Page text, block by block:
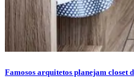
Famosos arquitetos planejam closet